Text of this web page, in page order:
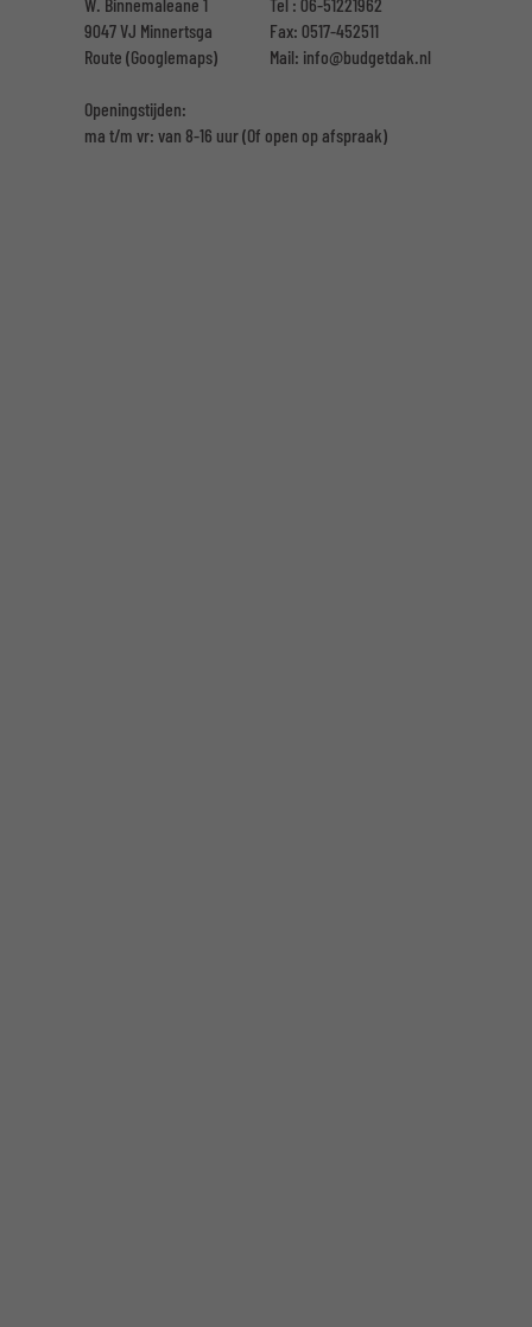
W. Binnemaleane 1
9047 VJ Minnertsga
Route (Googlemaps)
Tel : 06-51221962
Fax: 0517-452511
Mail: info@budgetdak.nl
Openingstijden:
ma t/m vr: van 8-16 uur(Of open op afspraak)